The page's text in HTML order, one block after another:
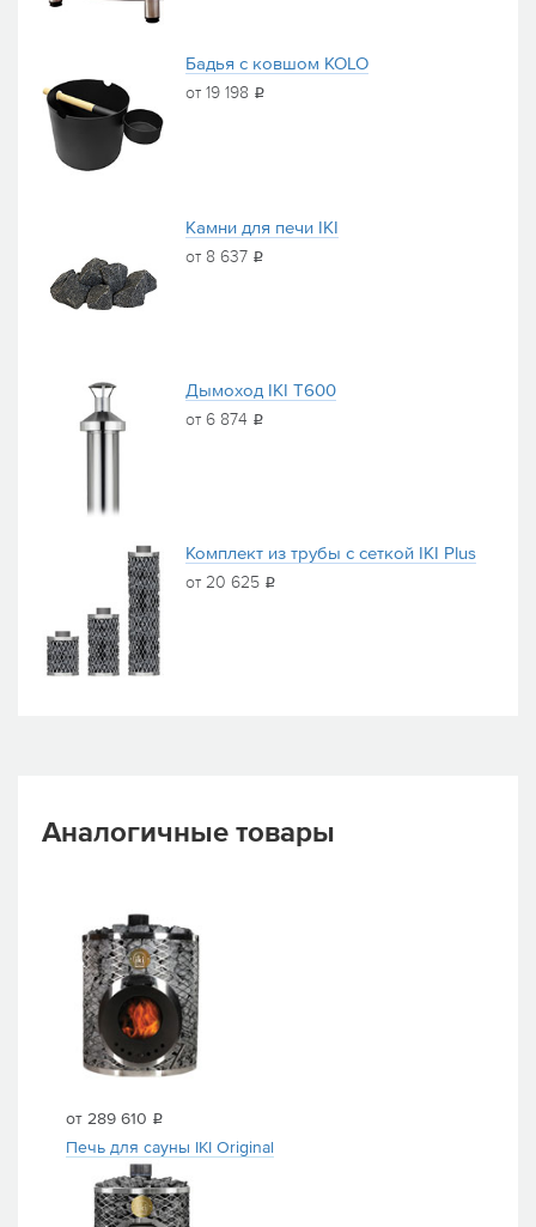
Бадья с ковшом KOLO
от 19 198 i
Камни для печи IKI
от 8 637 i
Дымоход IKI T600
от 6 874 i
Комплект из трубы с сеткой IKI Plus
от 20 625 i
Аналогичные товары
от 289 610 i
Печь для сауны IKI Original